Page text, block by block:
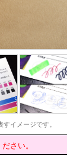
イメージです。
さい。